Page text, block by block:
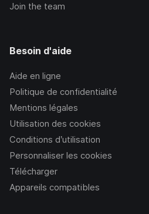
Join the team
Besoin d'aide
Aide en ligne
Politique de confidentialité
Mentions légales
Utilisation des cookies
Conditions d’utilisation
Personnaliser les cookies
Télécharger
Appareils compatibles